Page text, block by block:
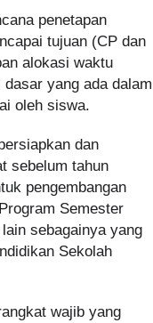
penetapan
tujuan (CP dan
alokasi waktu
yang ada dalam
oleh siswa.
dan
sebelum tahun
pengembangan
Semester
sebagainya yang
Sekolah
wajib yang